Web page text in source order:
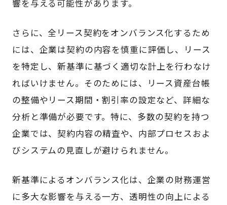
響を与える可能性があります。
さらに、全リース契約をオンバランス化するため
には、企業は契約の内容を慎重に評価し、リース
を特定し、新基準に基づく適切な計上を行わなけ
ればいけません。そのためには、リース資産台帳
の整備やリース期間・割引率の設定など、詳細な
分析と準備が必要です。特に、多数の契約を持つ
企業では、契約内容の精査や、内部プロセスおよ
びシステムの見直しが避けられません。
新基準によるオンバランス化は、企業の財務運営
に多大な影響を与える一方、透明性の向上による